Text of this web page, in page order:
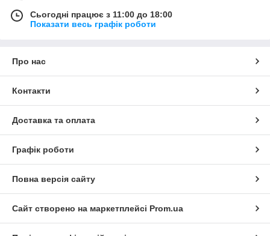
Сьогодні працює з 11:00 до 18:00
Показати весь графік роботи
Про нас
Контакти
Доставка та оплата
Графік роботи
Повна версія сайту
Сайт створено на маркетплейсі Prom.ua